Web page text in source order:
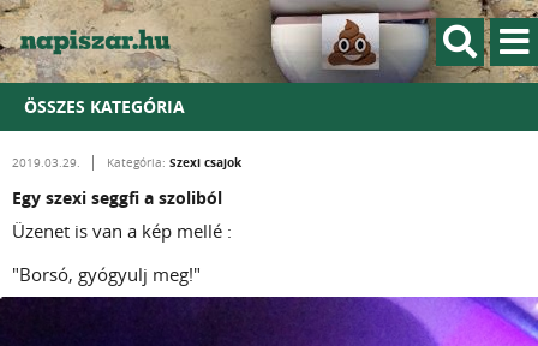
ÖSSZES KATEGÓRIA
2019.03.29. Kategória: Szexi csajok
Egy szexi seggfi a szoliból
Üzenet is van a kép mellé :
"Borsó, gyógyulj meg!"